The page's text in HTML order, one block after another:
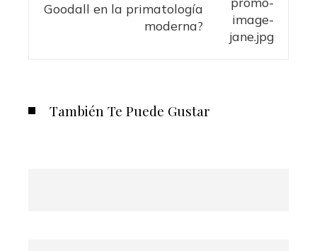
Goodall en la primatología
moderna?
También Te Puede Gustar